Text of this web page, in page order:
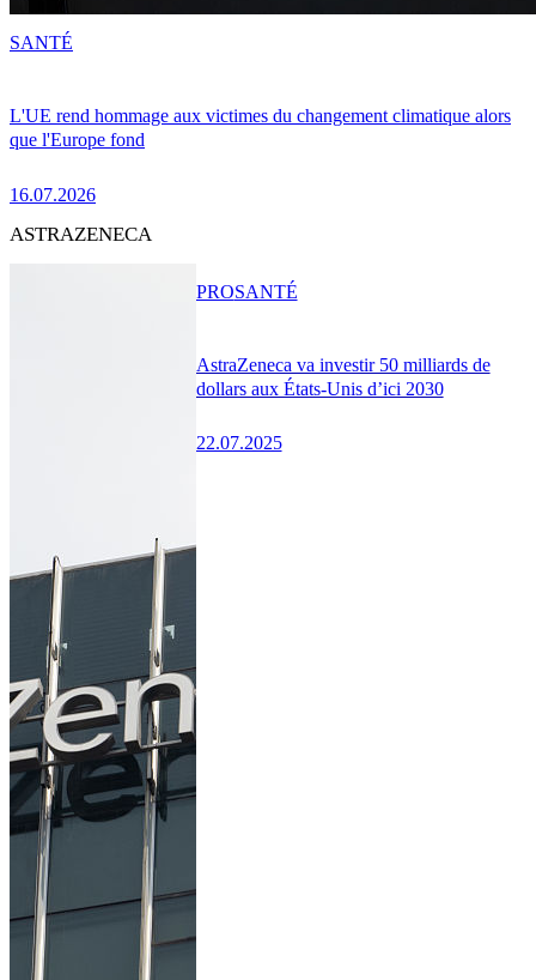
L'UE rend hommage aux victimes du changement climatique alors
que l'Europe fond
16.07.2026
SANTÉ
ASTRAZENECA
AstraZeneca va investir 50 milliards de
dollars aux États-Unis d’ici 2030
22.07.2025
PROSANTÉ